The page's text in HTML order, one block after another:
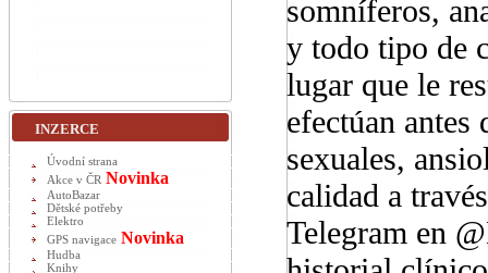
somníferos,
y todo tipo de
lugar que le
efectúan
sexuales,
calidad a
Telegram en
INZERCE
Úvodní strana
Akce v ČR Novinka
AutoBazar
Dětské potřeby
Elektro
GPS navigace Novinka
Hudba
Knihy